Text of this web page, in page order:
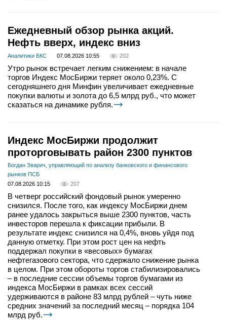
Ежедневный обзор рынка акций.
Нефть вверх, индекс вниз
Аналитики БКС 07.08.2026 10:55 202
Утро рынок встречает легким снижением: в начале
торгов Индекс МосБиржи теряет около 0,23%. С
сегодняшнего дня Минфин увеличивает ежедневные
покупки валюты и золота до 6,5 млрд руб., что может
сказаться на динамике рубля.
Индекс МосБиржи продолжит
проторговывать район 2300 пунктов
Богдан Зварич, управляющий по анализу банковского и финансового
рынков ПСБ
07.08.2026 10:15
207
В четверг российский фондовый рынок умеренно
снизился. После того, как индексу МосБиржи днем
ранее удалось закрыться выше 2300 пунктов, часть
инвесторов перешла к фиксации прибыли. В
результате индекс снизился на 0,4%, вновь уйдя под
данную отметку. При этом рост цен на нефть
поддержал покупки в «весовых» бумагах
нефтегазового сектора, что сдержало снижение рынка
в целом. При этом обороты торгов стабилизировались
– в последние сессии объемы торгов бумагами из
индекса МосБиржи в рамках всех сессий
удерживаются в районе 83 млрд рублей – чуть ниже
средних значений за последний месяц – порядка 104
млрд руб.